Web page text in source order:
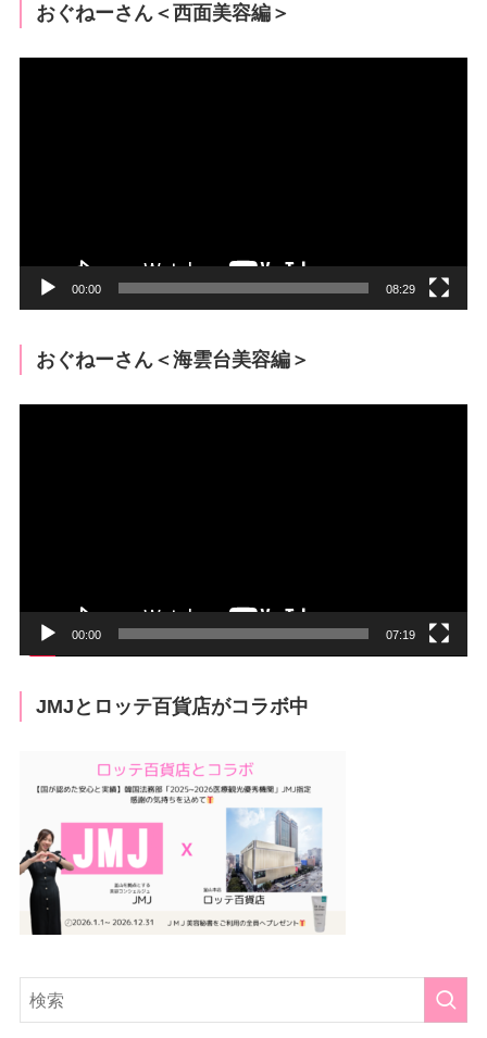
おぐねーさん＜西面美容編＞
00:00 08:29
おぐねーさん＜海雲台美容編＞
00:00 07:19
JMJとロッテ百貨店がコラボ中